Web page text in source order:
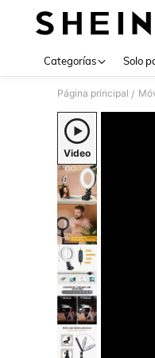
Categorías Solo
Página principal /
Video